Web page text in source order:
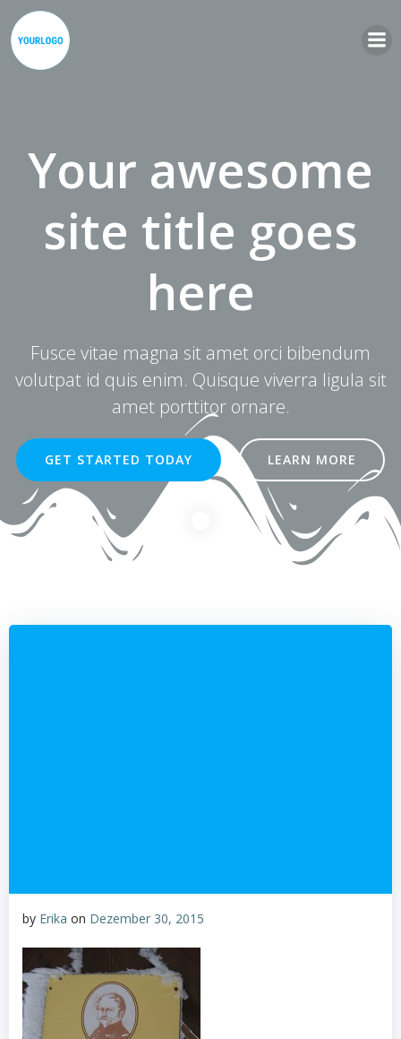
Your awesome
site title goes
here
Fusce vitae magna sit amet orci bibendum
volutpat id quis enim. Quisque viverra ligula sit
amet porttitor ornare.
GET STARTED TODAY LEARN MORE
by Erika on Dezember 30, 2015